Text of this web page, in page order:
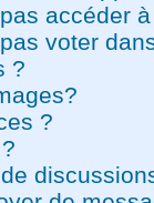
accéder
voter
?
?